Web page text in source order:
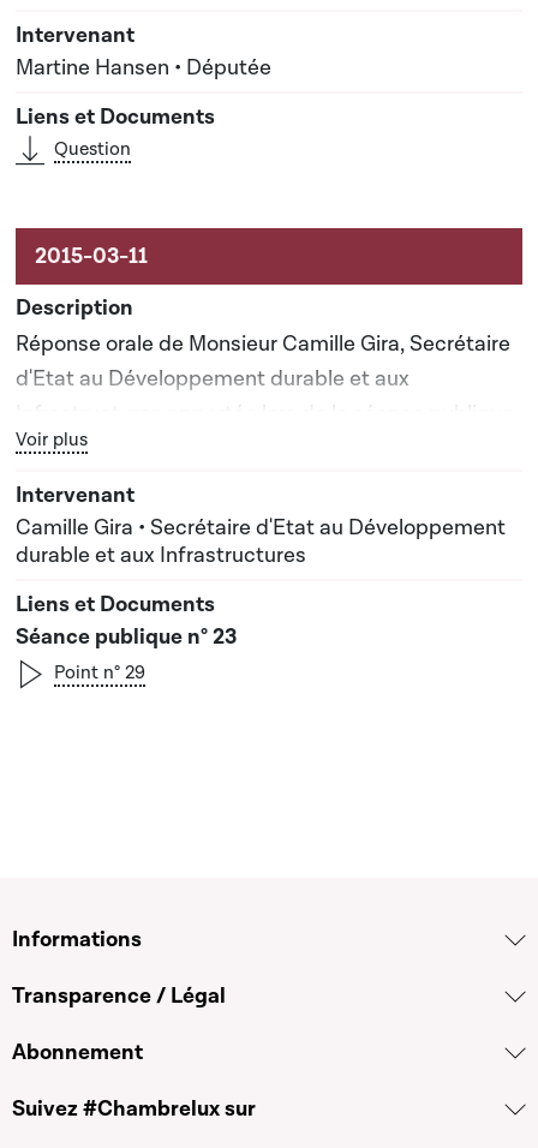
Martine Hansen • Députée
Question
Réponse orale de Monsieur Camille Gira, Secrétaire
d'Etat au Développement durable et aux
Infrastructures apportée lors de la séance publique
n°23Bouton graphique servant à afficher ou cacher tous les
Voir plus
Camille Gira • Secrétaire d'Etat au Développement
durable et aux Infrastructures
Séance publique n° 23
Point n° 29
Informations
Transparence / Légal
Abonnement
Suivez #Chambrelux sur